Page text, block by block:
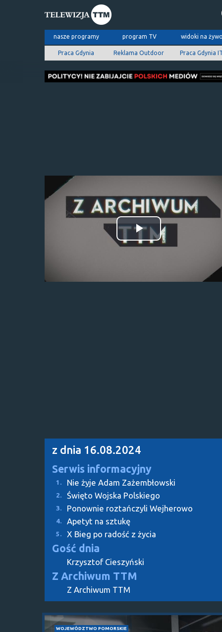
nasze programy program TV widoki na
Praca Gdynia Reklama Outdoor Praca Gdynia
Odtwórz
z dnia 16.08.2024
Serwis informacyjny
1. Nie żyje Adam Zażembłowski
2. Święto Wojska Polskiego
3. Ponownie roztańczyli Wejherowo
4. Apetyt na sztukę
5. X Bieg po radość z życia
Gość dnia
Krzysztof Cieszyński
Z Archiwum TTM
Z Archiwum TTM
WOJEWÓDZTWO POMORSKIE